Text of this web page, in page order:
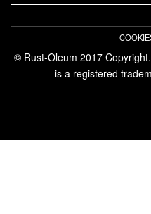
© Rust-Oleum 2017
is a registered